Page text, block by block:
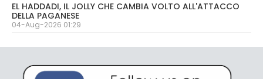
EL HADDADI, IL JOLLY CHE CAMBIA VOLTO ALL'ATTACCO
DELLA PAGANESE
04-Aug-2026 01:29